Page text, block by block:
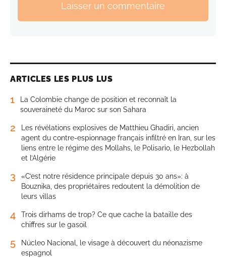
Laisser un commentaire
ARTICLES LES PLUS LUS
1
La Colombie change de position et reconnaît la
souveraineté du Maroc sur son Sahara
2
Les révélations explosives de Matthieu Ghadiri, ancien
agent du contre-espionnage français infiltré en Iran, sur les
liens entre le régime des Mollahs, le Polisario, le Hezbollah
et l’Algérie
3
«C’est notre résidence principale depuis 30 ans»: à
Bouznika, des propriétaires redoutent la démolition de
leurs villas
4
Trois dirhams de trop? Ce que cache la bataille des
chiffres sur le gasoil
5
Núcleo Nacional, le visage à découvert du néonazisme
espagnol